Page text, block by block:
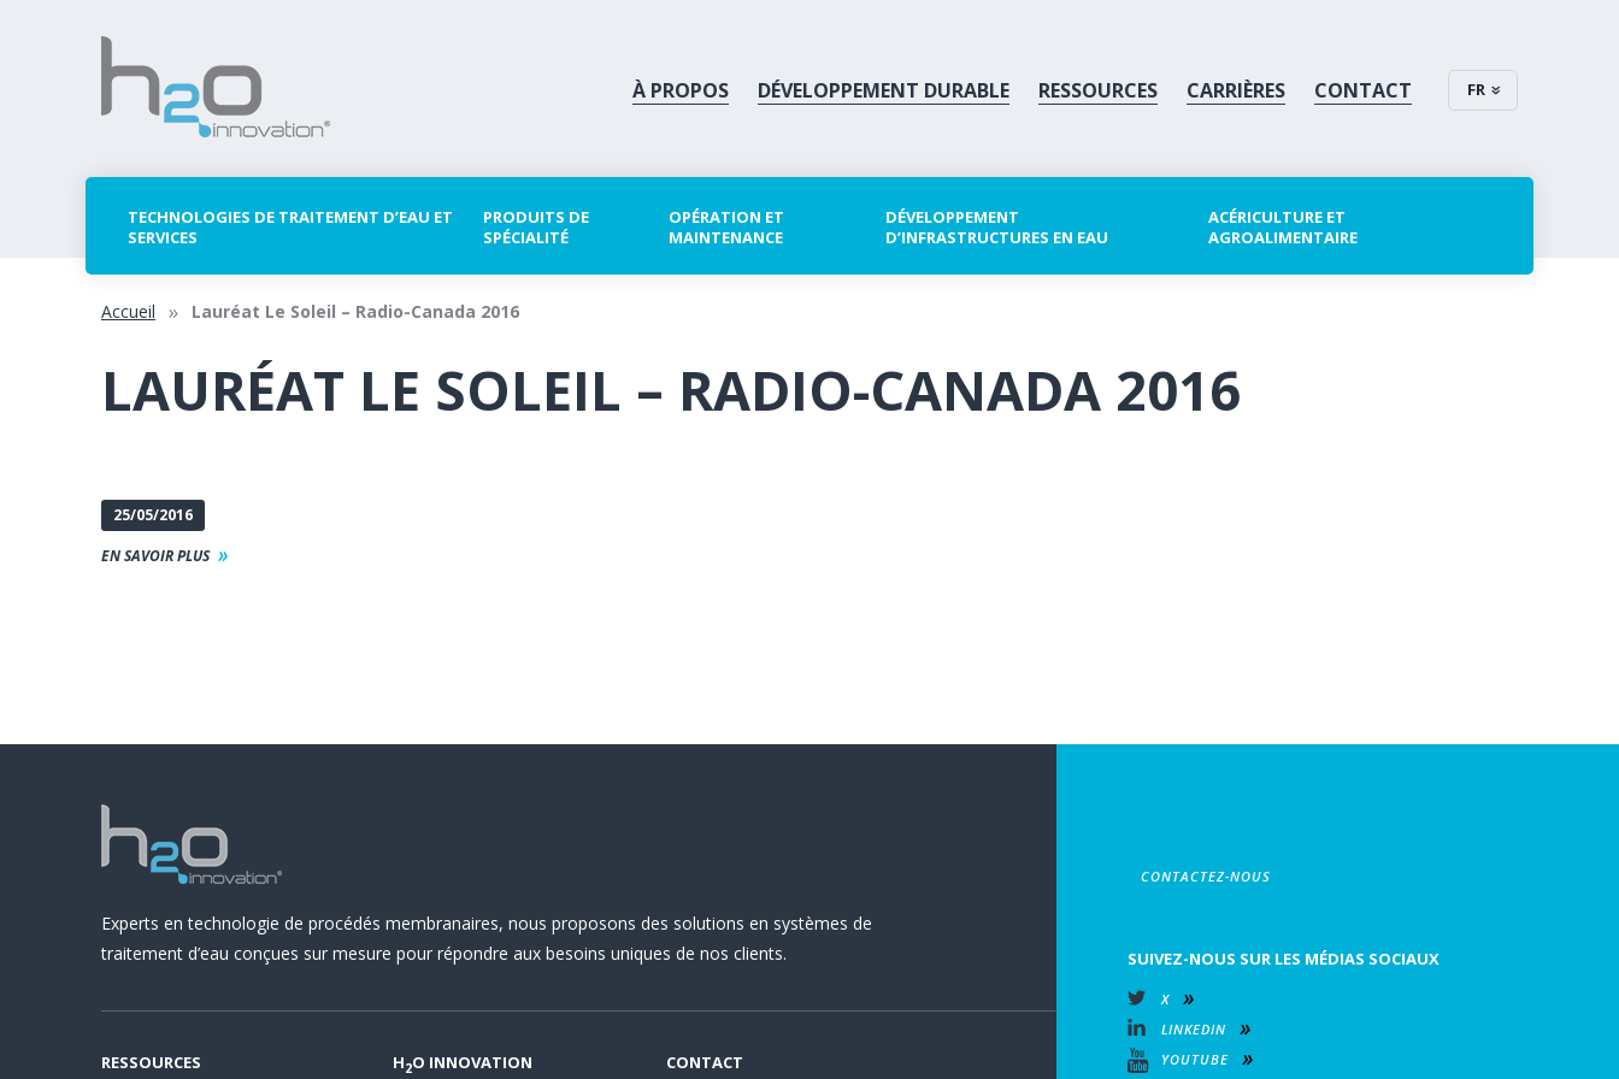
À PROPOS DÉVELOPPEMENT DURABLE RESSOURCES CARRIÈRES CONTACT FR
TECHNOLOGIES DE TRAITEMENT D’EAU ET
SERVICES
PRODUITS DE
SPÉCIALITÉ
OPÉRATION ET
MAINTENANCE
DÉVELOPPEMENT
D’INFRASTRUCTURES EN EAU
ACÉRICULTURE ET
AGROALIMENTAIRE
Accueil Lauréat Le Soleil – Radio-Canada 2016
LAURÉAT LE SOLEIL – RADIO-CANADA 2016
25/05/2016
EN SAVOIR PLUS
Experts en technologie de procédés membranaires, nous proposons des solutions en systèmes de
traitement d’eau conçues sur mesure pour répondre aux besoins uniques de nos clients.
RESSOURCES H2O INNOVATION CONTACT
CONTACTEZ-NOUS
SUIVEZ-NOUS SUR LES MÉDIAS SOCIAUX
X
LINKEDIN
YOUTUBE